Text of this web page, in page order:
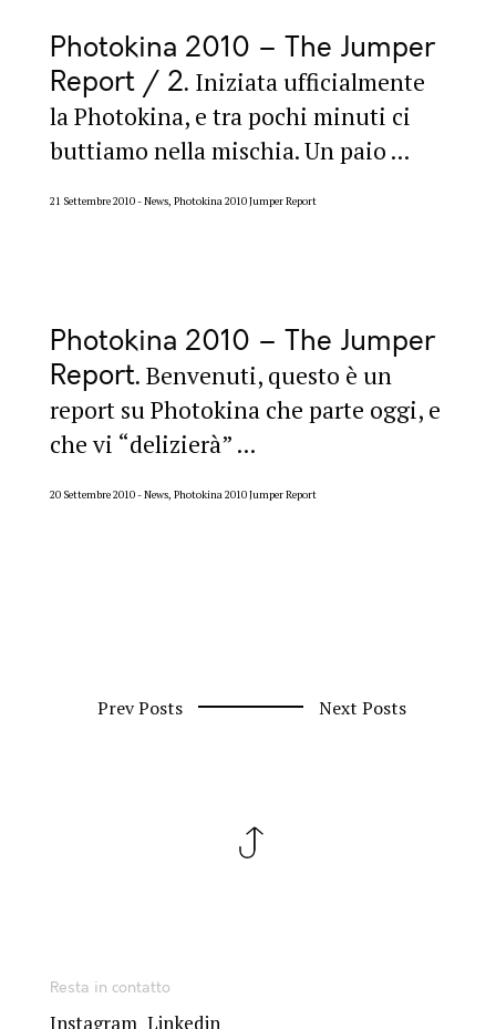
Photokina 2010 – The Jumper
Report / 2 Iniziata ufficialmente
la Photokina, e tra pochi minuti ci
buttiamo nella mischia. Un paio ...
21 Settembre 2010 News, Photokina 2010 Jumper Report
Photokina 2010 – The Jumper
Report Benvenuti, questo è un
report su Photokina che parte oggi, e
che vi “delizierà” ...
20 Settembre 2010 News, Photokina 2010 Jumper Report
Prev Posts Next Posts
Resta in contatto
Instagram Linkedin